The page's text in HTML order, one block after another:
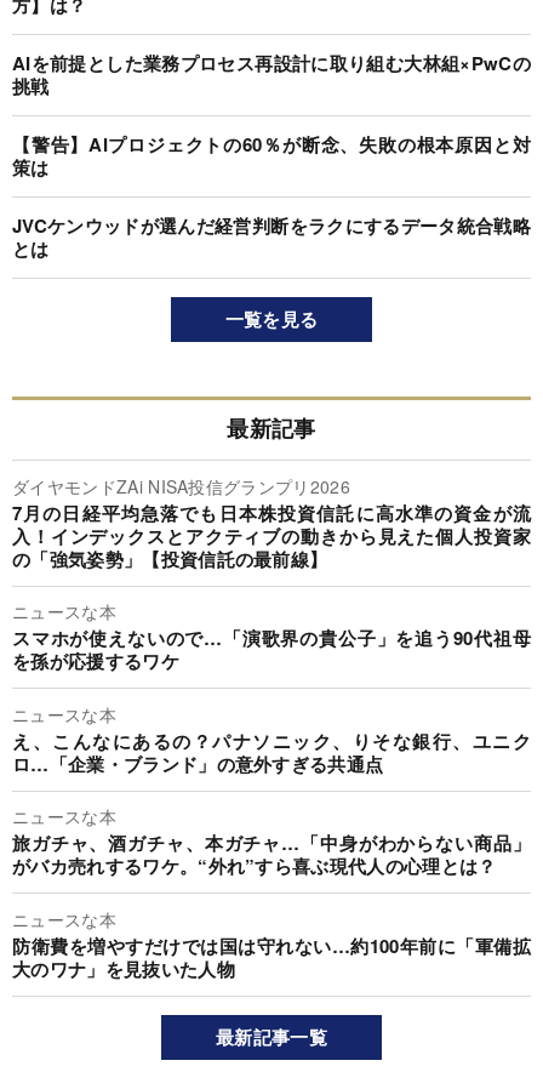
AIを前提とした業務プロセス再設計に取り組む大林組×PwCの
挑戦
【警告】AIプロジェクトの60％が断念、失敗の根本原因と対
策は
JVCケンウッドが選んだ経営判断をラクにするデータ統合戦略
とは
一覧を見る
最新記事
ダイヤモンドZAi NISA投信グランプリ2026
7月の日経平均急落でも日本株投資信託に高水準の資金が流
入！インデックスとアクティブの動きから見えた個人投資家
の「強気姿勢」【投資信託の最前線】
ニュースな本
スマホが使えないので…「演歌界の貴公子」を追う90代祖母
を孫が応援するワケ
ニュースな本
え、こんなにあるの？パナソニック、りそな銀行、ユニク
ロ…「企業・ブランド」の意外すぎる共通点
ニュースな本
旅ガチャ、酒ガチャ、本ガチャ…「中身がわからない商品」
がバカ売れするワケ。“外れ”すら喜ぶ現代人の心理とは？
ニュースな本
防衛費を増やすだけでは国は守れない…約100年前に「軍備拡
大のワナ」を見抜いた人物
最新記事一覧